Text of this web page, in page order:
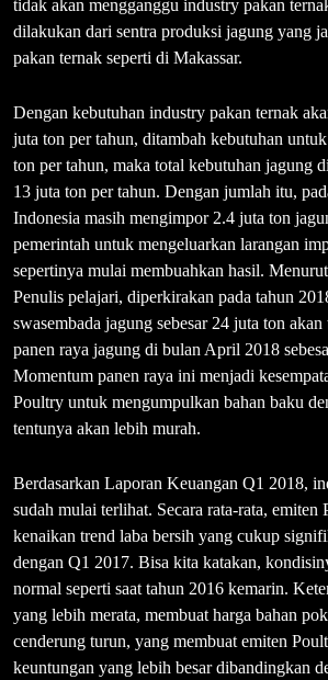
tidak akan mengganggu industry pakan
dilakukan dari sentra produksi jagung yang
pakan ternak seperti di Makassar.
Dengan kebutuhan industry pakan ternak
juta ton per tahun, ditambah kebutuhan
ton per tahun, maka total kebutuhan jagung
13 juta ton per tahun. Dengan jumlah itu,
Indonesia masih mengimpor 2.4 juta ton
pemerintah untuk mengeluarkan larangan
sepertinya mulai membuahkan hasil.
Penulis pelajari, diperkirakan pada tahun
swasembada jagung sebesar 24 juta ton
panen raya jagung di bulan April 2018
Momentum panen raya ini menjadi
Poultry untuk mengumpulkan bahan baku
tentunya akan lebih murah.
Berdasarkan Laporan Keuangan Q1 2018,
sudah mulai terlihat. Secara rata-rata, emiten
kenaikan trend laba bersih yang cukup
dengan Q1 2017. Bisa kita katakan,
normal seperti saat tahun 2016 kemarin.
yang lebih merata, membuat harga bahan
cenderung turun, yang membuat emiten
keuntungan yang lebih besar dibandingkan